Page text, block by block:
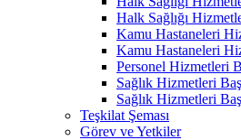
Halk Sağlığı
Kamu Hastaneleri
Kamu Hastaneleri
Personel Hizmetleri
Sağlık Hizmetleri
Sağlık Hizmetleri
Teşkilat Şeması
Görev ve Yetkiler